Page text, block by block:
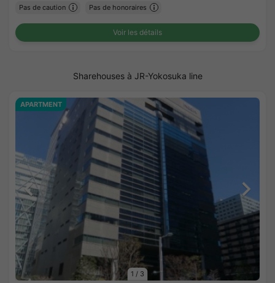
Pas de caution Pas de honoraires
Voir les détails
Sharehouses à JR-Yokosuka line
1 / 3
APARTMENT